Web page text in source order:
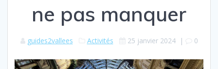
ne pas manquer
guides2vallees Activités 25 janvier 2024| 0